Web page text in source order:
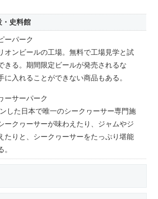
・史料館
ーパーク
オンビールの工場。無料で工場見学と試
きる。期間限定ビールが発売されるな
に入れることができない商品もある。
ーサーパーク
した日本で唯一のシークヮーサー専門施
ークヮーサーが味わえたり、ジャムやジ
たりと、シークヮーサーをたっぷり堪能